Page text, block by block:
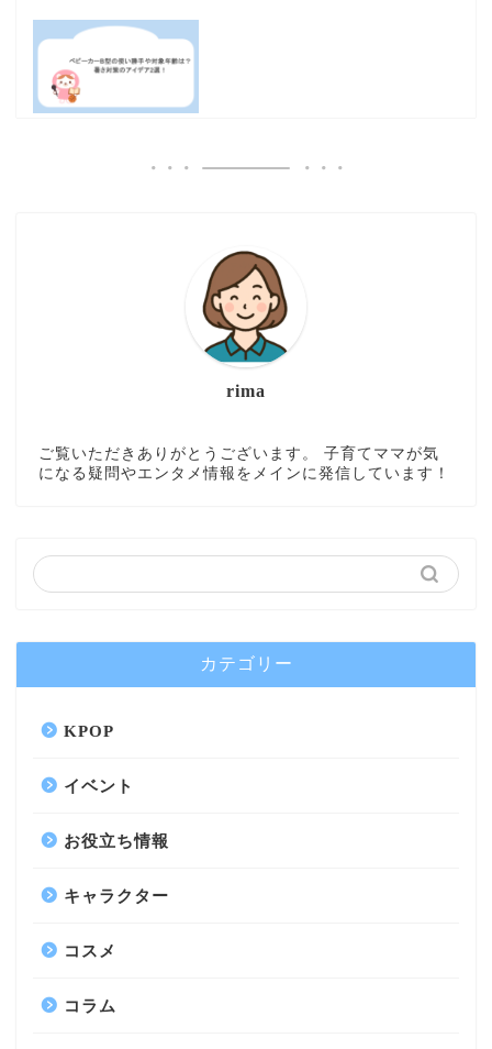
rima
ご覧いただきありがとうございます。 子育てママが気
になる疑問やエンタメ情報をメインに発信しています！
カテゴリー
KPOP
イベント
お役立ち情報
キャラクター
コスメ
コラム